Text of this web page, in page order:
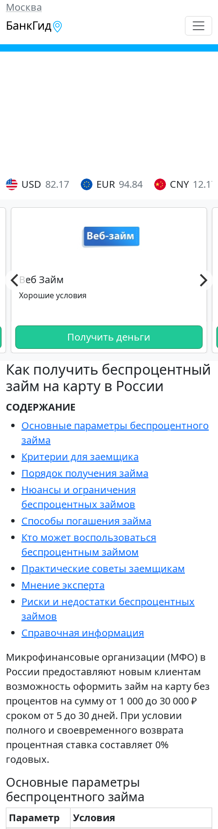
Москва
БанкГид
USD 82.17 EUR 94.84 CNY 12.17
Веб Займ
Хорошие условия
Получить деньги
Как получить беспроцентный
займ на карту в России
СОДЕРЖАНИЕ
Основные параметры беспроцентного
займа
Критерии для заемщика
Порядок получения займа
Нюансы и ограничения
беспроцентных займов
Способы погашения займа
Кто может воспользоваться
беспроцентным займом
Практические советы заемщикам
Мнение эксперта
Риски и недостатки беспроцентных
займов
Справочная информация
Микрофинансовые организации (МФО) в
России предоставляют новым клиентам
возможность оформить займ на карту без
процентов на сумму от 1 000 до 30 000 ₽
сроком от 5 до 30 дней. При условии
полного и своевременного возврата
процентная ставка составляет 0%
годовых.
Основные параметры
беспроцентного займа
Параметр Условия